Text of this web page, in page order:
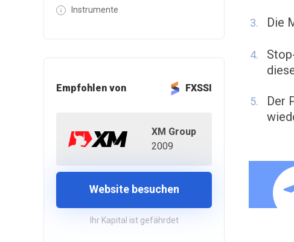
Instrumente
Empfohlen von FXSSI
XM Group
2009
Website besuchen
Ihr Kapital ist gefährdet
Die
Der